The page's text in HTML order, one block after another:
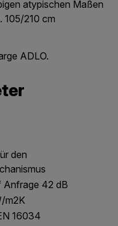
atypischen Maßen
105/210 cm
ADLO.
den
Anfrage 42 dB
m2K
16034